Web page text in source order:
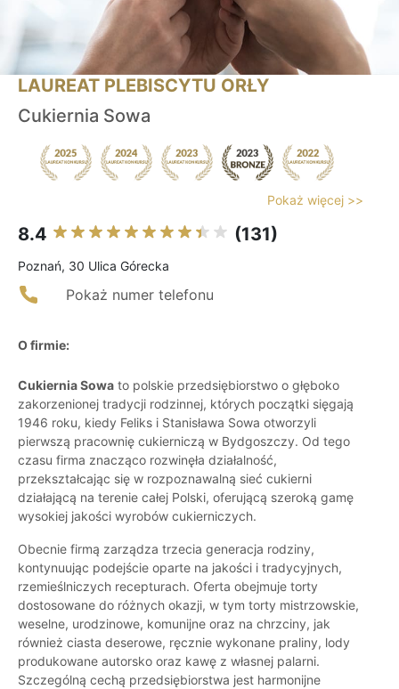
LAUREAT PLEBISCYTU ORŁY
Cukiernia Sowa
Pokaż więcej >>
8.4 (131)
Poznań, 30 Ulica Górecka
Pokaż numer telefonu
O firmie:
Cukiernia Sowa to polskie przedsiębiorstwo o głęboko
zakorzenionej tradycji rodzinnej, których początki sięgają
1946 roku, kiedy Feliks i Stanisława Sowa otworzyli
pierwszą pracownię cukierniczą w Bydgoszczy. Od tego
czasu firma znacząco rozwinęła działalność,
przekształcając się w rozpoznawalną sieć cukierni
działającą na terenie całej Polski, oferującą szeroką gamę
wysokiej jakości wyrobów cukierniczych.
Obecnie firmą zarządza trzecia generacja rodziny,
kontynuując podejście oparte na jakości i tradycyjnych,
rzemieślniczych recepturach. Oferta obejmuje torty
dostosowane do różnych okazji, w tym torty mistrzowskie,
weselne, urodzinowe, komunijne oraz na chrzciny, jak
również ciasta deserowe, ręcznie wykonane praliny, lody
produkowane autorsko oraz kawę z własnej palarni.
Szczególną cechą przedsiębiorstwa jest harmonijne